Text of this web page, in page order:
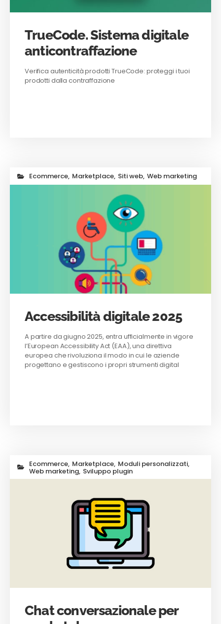
TrueCode. Sistema digitale
anticontraffazione
Verifica autenticità prodotti TrueCode: proteggi i tuoi
prodotti dalla contraffazione
Ecommerce, Marketplace, Siti web, Web marketing
Accessibilità digitale 2025
A partire da giugno 2025, entra ufficialmente in vigore
l’European Accessibility Act (EAA), una direttiva
europea che rivoluziona il modo in cui le aziende
progettano e gestiscono i propri strumenti digital
Ecommerce, Marketplace, Moduli personalizzati,
Web marketing, Sviluppo plugin
Chat conversazionale per